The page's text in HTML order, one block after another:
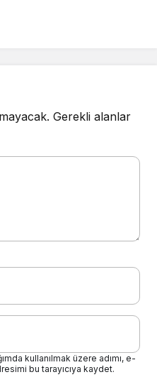
Gerekli alanlar
kullanılmak üzere adımı, e-
bu tarayıcıya kaydet.